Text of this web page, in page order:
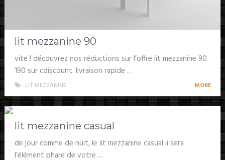
lit mezzanine 90
vite ! découvrez nos réductions sur l’offre lit mezzanine 90
190 sur cdiscount. livraison rapide …
LIT MEZZANINE MORE
lit mezzanine casual
de jour comme de nuit, le lit mezzanine casual ii sera
l’élément phare de votre …